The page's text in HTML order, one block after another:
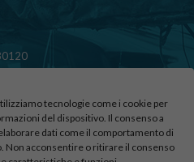
tecnologie come i cookie per
del dispositivo. Il consenso a
dati come il comportamento di
Non acconsentire o ritirare il consenso